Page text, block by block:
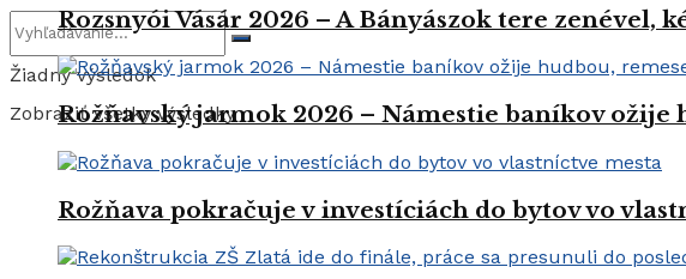
Žiadny výsledok
Zobraziť všetky výsledky
Rozsnyói Vásár 2026 – A Bányászok tere zenével,
Rožňavský jarmok 2026 – Námestie baníkov
Rožňava pokračuje v investíciách do bytov vo